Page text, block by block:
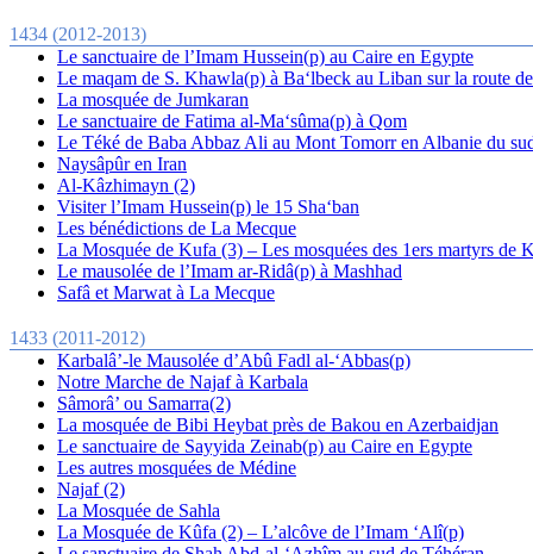
1434 (2012-2013)
Le sanctuaire de l’Imam Hussein(p) au Caire en Egypte
Le maqam de S. Khawla(p) à Ba‘lbeck au Liban sur la route
La mosquée de Jumkaran
Le sanctuaire de Fatima al-Ma‘sûma(p) à Qom
Le Téké de Baba Abbaz Ali au Mont Tomorr en Albanie du
Naysâpûr en Iran
Al-Kâzhimayn (2)
Visiter l’Imam Hussein(p) le 15 Sha‘ban
Les bénédictions de La Mecque
La Mosquée de Kufa (3) – Les mosquées des 1ers martyrs de
Le mausolée de l’Imam ar-Ridâ(p) à Mashhad
Safâ et Marwat à La Mecque
1433 (2011-2012)
Karbalâ’-le Mausolée d’Abû Fadl al-‘Abbas(p)
Notre Marche de Najaf à Karbala
Sâmorâ’ ou Samarra(2)
La mosquée de Bibi Heybat près de Bakou en Azerbaidjan
Le sanctuaire de Sayyida Zeinab(p) au Caire en Egypte
Les autres mosquées de Médine
Najaf (2)
La Mosquée de Sahla
La Mosquée de Kûfa (2) – L’alcôve de l’Imam ‘Alî(p)